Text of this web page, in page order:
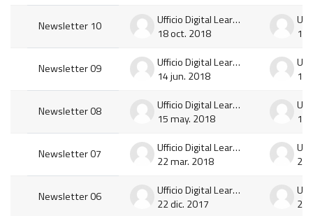
Newsletter 10
Ufficio Digital Learning e Multimedia
18 oct. 2018
18
Newsletter 09
Ufficio Digital Learning e Multimedia
14 jun. 2018
14
Newsletter 08
Ufficio Digital Learning e Multimedia
15 may. 2018
15
Newsletter 07
Ufficio Digital Learning e Multimedia
22 mar. 2018
22
Newsletter 06
Ufficio Digital Learning e Multimedia
22 dic. 2017
22